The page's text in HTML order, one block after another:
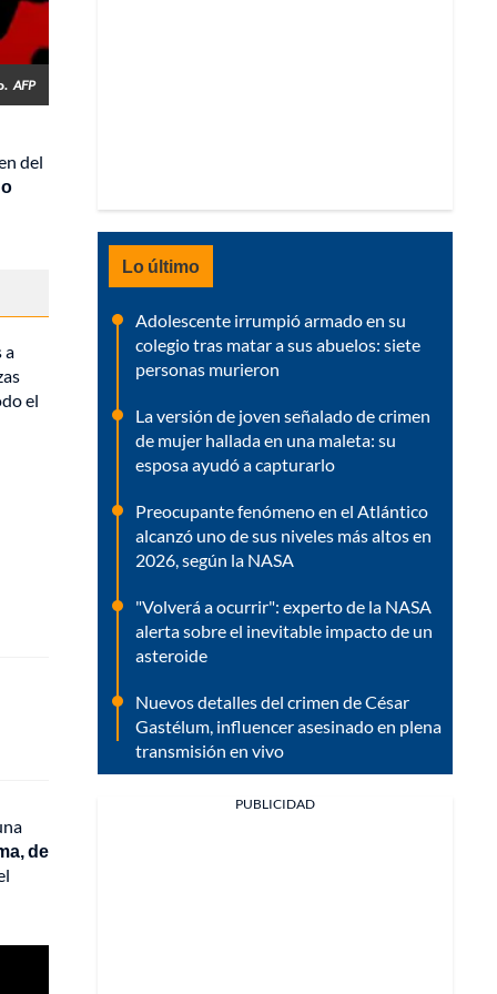
AFP
del
a
el
de
Lo último
Adolescente irrumpió armado en su
colegio tras matar a sus abuelos: siete
personas murieron
La versión de joven señalado de crimen
de mujer hallada en una maleta: su
esposa ayudó a capturarlo
Preocupante fenómeno en el Atlántico
alcanzó uno de sus niveles más altos en
2026, según la NASA
"Volverá a ocurrir": experto de la NASA
alerta sobre el inevitable impacto de un
asteroide
Nuevos detalles del crimen de César
Gastélum, influencer asesinado en plena
transmisión en vivo
PUBLICIDAD